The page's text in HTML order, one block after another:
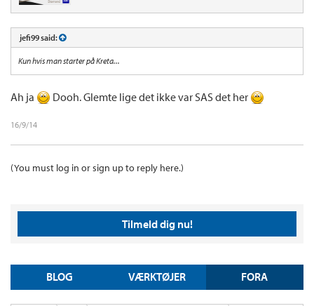
jefi99 said:
Kun hvis man starter på Kreta...
Ah ja Dooh. Glemte lige det ikke var SAS det her
16/9/14
(You must log in or sign up to reply here.)
Tilmeld dig nu!
BLOG VÆRKTØJER FORA